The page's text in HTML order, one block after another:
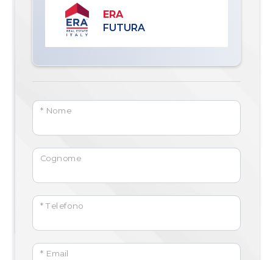
ERA
FUTURA
* Nome
Cognome
* Telefono
* Email